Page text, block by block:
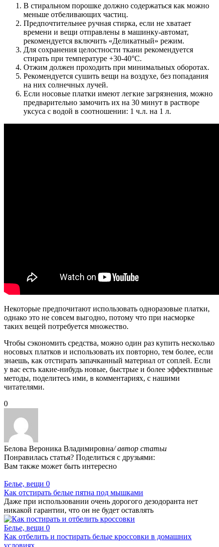
В стиральном порошке должно содержаться как можно
меньше отбеливающих частиц.
Предпочтительнее ручная стирка, если не хватает
времени и вещи отправлены в машинку-автомат,
рекомендуется включить «Деликатный» режим.
Для сохранения целостности ткани рекомендуется
стирать при температуре +30-40°C.
Отжим должен проходить при минимальных оборотах.
Рекомендуется сушить вещи на воздухе, без попадания
на них солнечных лучей.
Если носовые платки имеют легкие загрязнения, можно
предварительно замочить их на 30 минут в растворе
уксуса с водой в соотношении: 1 ч.л. на 1 л.
Некоторые предпочитают использовать одноразовые платки,
однако это не совсем выгодно, потому что при насморке
таких вещей потребуется множество.
Чтобы сэкономить средства, можно один раз купить несколько
носовых платков и использовать их повторно, тем более, если
знаешь, как отстирать запачканный материал от соплей. Если
у вас есть какие-нибудь новые, быстрые и более эффективные
методы, поделитесь ими, в комментариях, с нашими
читателями.
0
Белова Вероника Владимировна/ автор статьи
Понравилась статья? Поделиться с друзьями:
Вам также может быть интересно
Белье, вещи 0
Как отстирать белые пятна под мышками
Даже при использовании очень дорогого дезодоранта нет
никакой гарантии, что он не будет оставлять
Белье, вещи 0
Как отбелить и постирать белые кроссовки в домашних
условиях